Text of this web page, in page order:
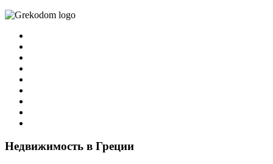
Недвижимость в Греции